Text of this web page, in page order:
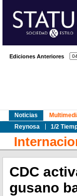
Ediciones Anteriores
Noticias
Reynosa
1/2
CDC
gusano